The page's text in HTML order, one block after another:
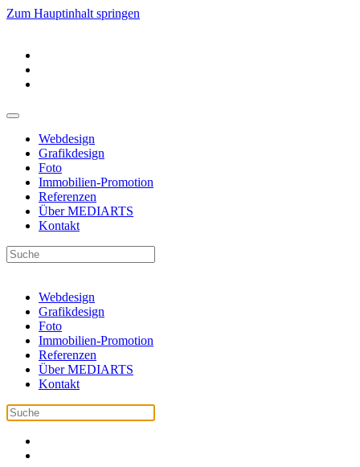
Zum Hauptinhalt springen
Webdesign
Grafikdesign
Foto
Immobilien-Promotion
Referenzen
Über MEDIARTS
Kontakt
Webdesign
Grafikdesign
Foto
Immobilien-Promotion
Referenzen
Über MEDIARTS
Kontakt